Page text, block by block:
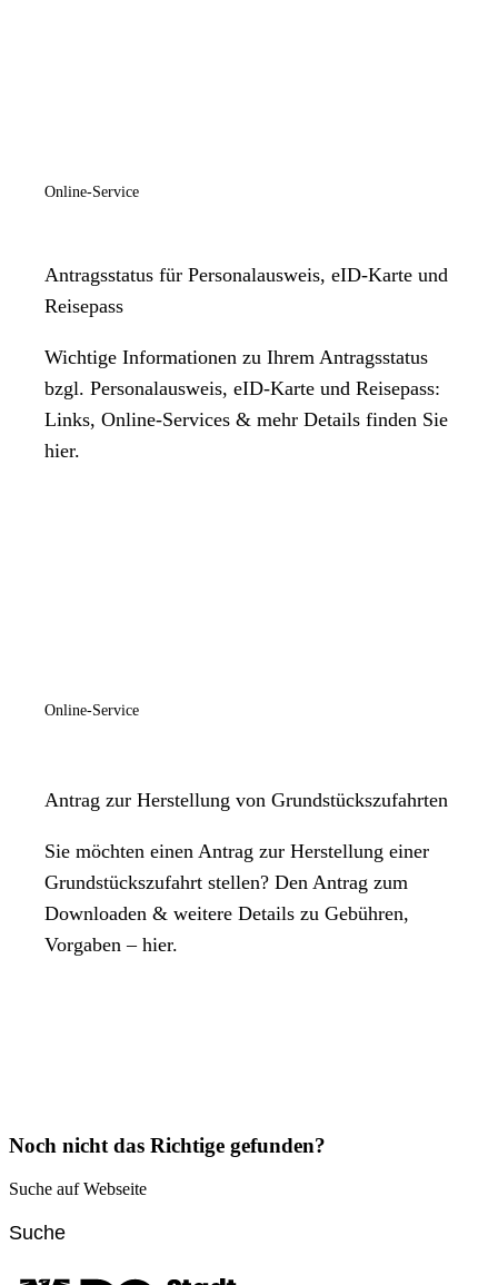
Online-Service
Antragsstatus für Personalausweis, eID-Karte und
Reisepass
Wichtige Informationen zu Ihrem Antragsstatus
bzgl. Personalausweis, eID-Karte und Reisepass:
Links, Online-Services & mehr Details finden Sie
hier.
Online-Service
Antrag zur Herstellung von Grundstückszufahrten
Sie möchten einen Antrag zur Herstellung einer
Grundstückszufahrt stellen? Den Antrag zum
Downloaden & weitere Details zu Gebühren,
Vorgaben – hier.
Noch nicht das Richtige gefunden?
Suche auf Webseite